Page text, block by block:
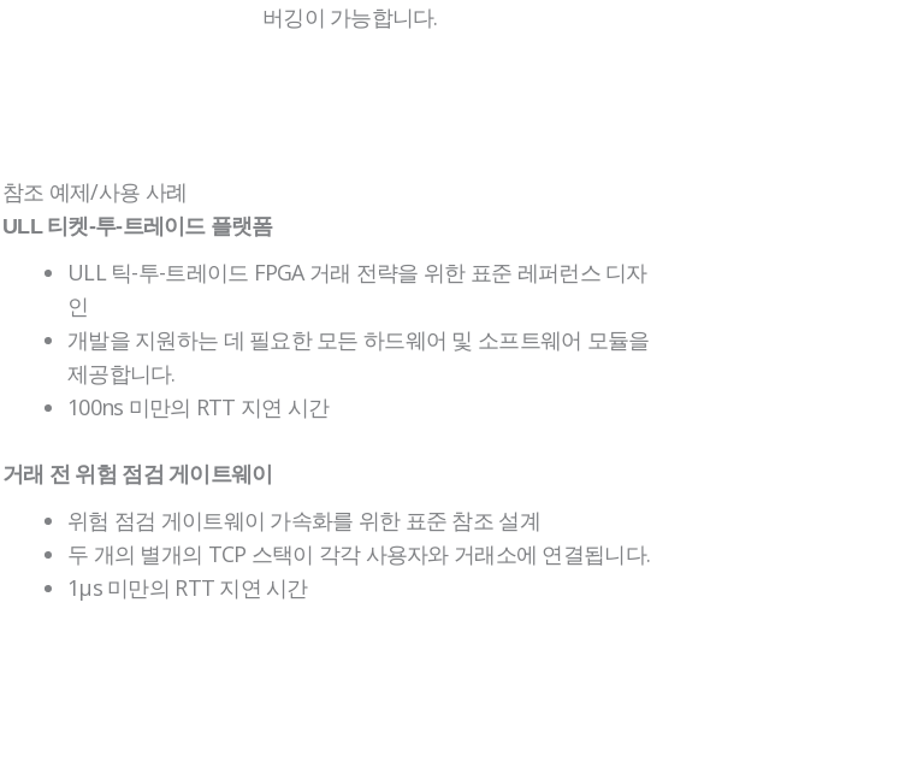
버깅이 가능합니다.
참조 예제/사용 사례
ULL 티켓-투-트레이드 플랫폼
ULL 틱-투-트레이드 FPGA 거래 전략을 위한 표준 레퍼런스 디자
인
개발을 지원하는 데 필요한 모든 하드웨어 및 소프트웨어 모듈을
제공합니다.
100ns 미만의 RTT 지연 시간
거래 전 위험 점검 게이트웨이
위험 점검 게이트웨이 가속화를 위한 표준 참조 설계
두 개의 별개의 TCP 스택이 각각 사용자와 거래소에 연결됩니다.
1µs 미만의 RTT 지연 시간